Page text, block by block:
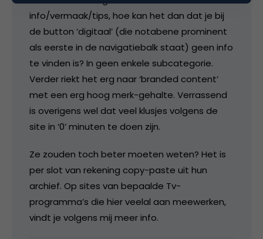
info/vermaak/tips, hoe kan het dan dat je bij
de button ‘digitaal’ (die notabene prominent
als eerste in de navigatiebalk staat) geen info
te vinden is? In geen enkele subcategorie.
Verder riekt het erg naar ‘branded content’
met een erg hoog merk-gehalte. Verrassend
is overigens wel dat veel klusjes volgens de
site in ‘0’ minuten te doen zijn.
Ze zouden toch beter moeten weten? Het is
per slot van rekening copy-paste uit hun
archief. Op sites van bepaalde Tv-
programma’s die hier veelal aan meewerken,
vindt je volgens mij meer info.